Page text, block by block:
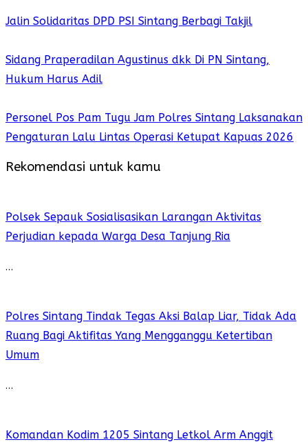
Jalin Solidaritas DPD PSI Sintang Berbagi Takjil
Sidang Praperadilan Agustinus dkk Di PN Sintang,
Hukum Harus Adil
Personel Pos Pam Tugu Jam Polres Sintang Laksanakan
Pengaturan Lalu Lintas Operasi Ketupat Kapuas 2026
Rekomendasi untuk kamu
Polsek Sepauk Sosialisasikan Larangan Aktivitas
Perjudian kepada Warga Desa Tanjung Ria
…
Polres Sintang Tindak Tegas Aksi Balap Liar, Tidak Ada
Ruang Bagi Aktifitas Yang Mengganggu Ketertiban
Umum
…
Komandan Kodim 1205 Sintang Letkol Arm Anggit